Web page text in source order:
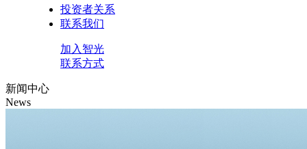
投资者关系
联系我们
加入智光
联系方式
新闻中心
News